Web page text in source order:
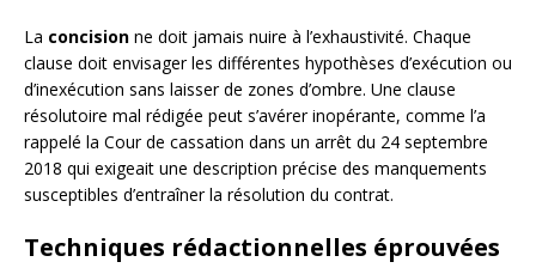
La concision ne doit jamais nuire à l’exhaustivité. Chaque
clause doit envisager les différentes hypothèses d’exécution ou
d’inexécution sans laisser de zones d’ombre. Une clause
résolutoire mal rédigée peut s’avérer inopérante, comme l’a
rappelé la Cour de cassation dans un arrêt du 24 septembre
2018 qui exigeait une description précise des manquements
susceptibles d’entraîner la résolution du contrat.
Techniques rédactionnelles éprouvées